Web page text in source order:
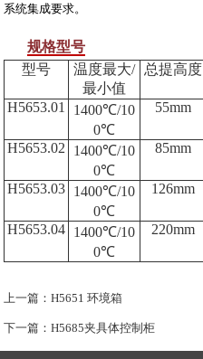
系统集成要求。
规格型号
型号
温度最大/
最小值
总提高度
H5653.01
1400℃/10
0℃
55mm
H5653.02
1400℃/10
0℃
85mm
H5653.03 1400℃/10
0℃
126mm
H5653.04 1400℃/10
0℃
220mm
上一篇：H5651 环境箱
下一篇：H5685夹具体控制柜